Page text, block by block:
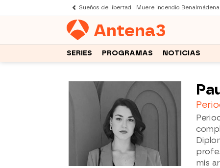
Sueños de libertad Muere incendio Benalmádena
Antena3
SERIES PROGRAMAS NOTICIAS
mis